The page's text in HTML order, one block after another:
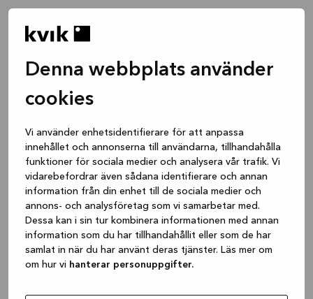
Denna webbplats använder
cookies
Vi använder enhetsidentifierare för att anpassa
innehållet och annonserna till användarna, tillhandahålla
funktioner för sociala medier och analysera vår trafik. Vi
vidarebefordrar även sådana identifierare och annan
information från din enhet till de sociala medier och
annons- och analysföretag som vi samarbetar med.
Dessa kan i sin tur kombinera informationen med annan
information som du har tillhandahållit eller som de har
samlat in när du har använt deras tjänster. Läs mer om
om hur vi hanterar personuppgifter.